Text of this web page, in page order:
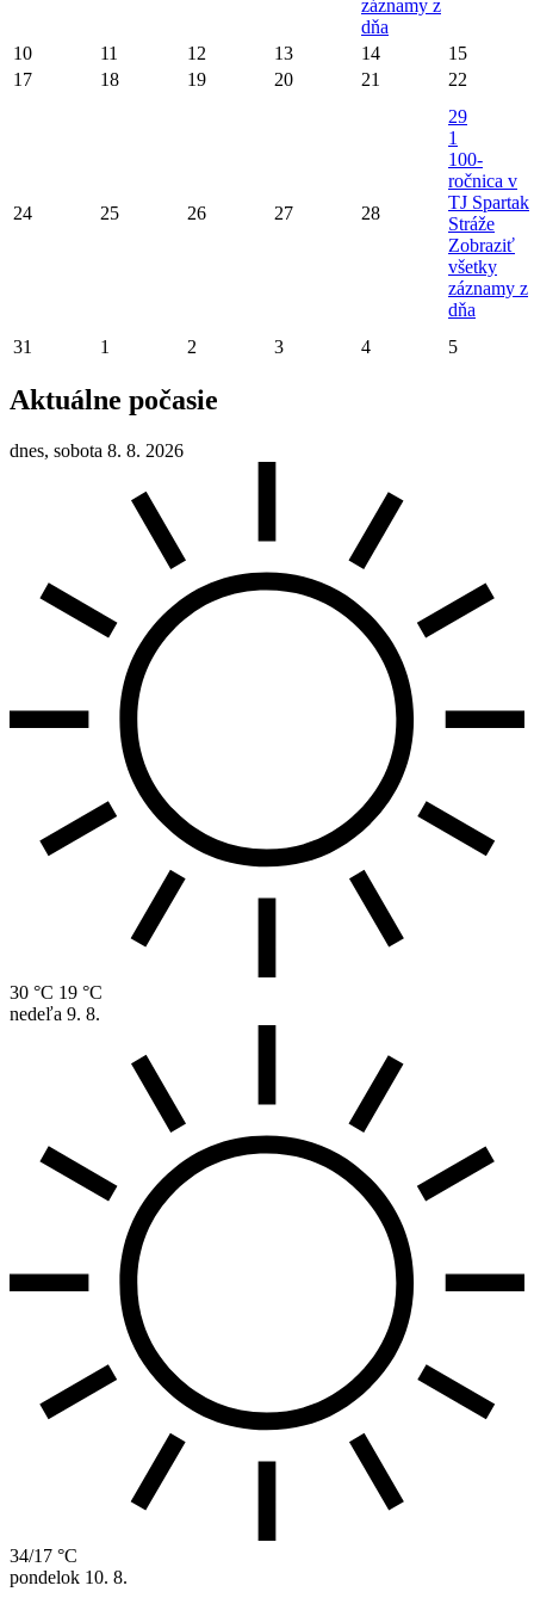
záznamy z
dňa
10 11 12 13 14
15
17
18 19 20 21 22
24 25 26 27 28
29
1
100-
ročnica v
TJ Spartak
Stráže
Zobraziť
všetky
záznamy z
dňa
31
1 2 3 4 5
Aktuálne počasie
dnes, sobota 8. 8. 2026
30 °C 19 °C
nedeľa 9. 8.
34/17 °C
pondelok 10. 8.